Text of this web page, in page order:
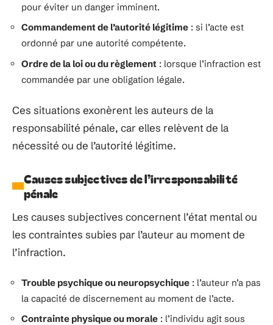
pour éviter un danger imminent.
Commandement de l’autorité légitime : si l’acte est
ordonné par une autorité compétente.
Ordre de la loi ou du règlement : lorsque l’infraction est
commandée par une obligation légale.
Ces situations exonèrent les auteurs de la
responsabilité pénale, car elles relèvent de la
nécessité ou de l’autorité légitime.
Causes subjectives de l’irresponsabilité
pénale
Les causes subjectives concernent l’état mental ou
les contraintes subies par l’auteur au moment de
l’infraction.
Trouble psychique ou neuropsychique : l’auteur n’a pas
la capacité de discernement au moment de l’acte.
Contrainte physique ou morale : l’individu agit sous